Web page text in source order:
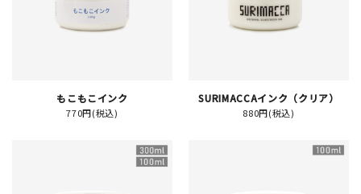
もこもこインク
770円(税込)
SURIMACCAインク（クリア）
880円(税込)